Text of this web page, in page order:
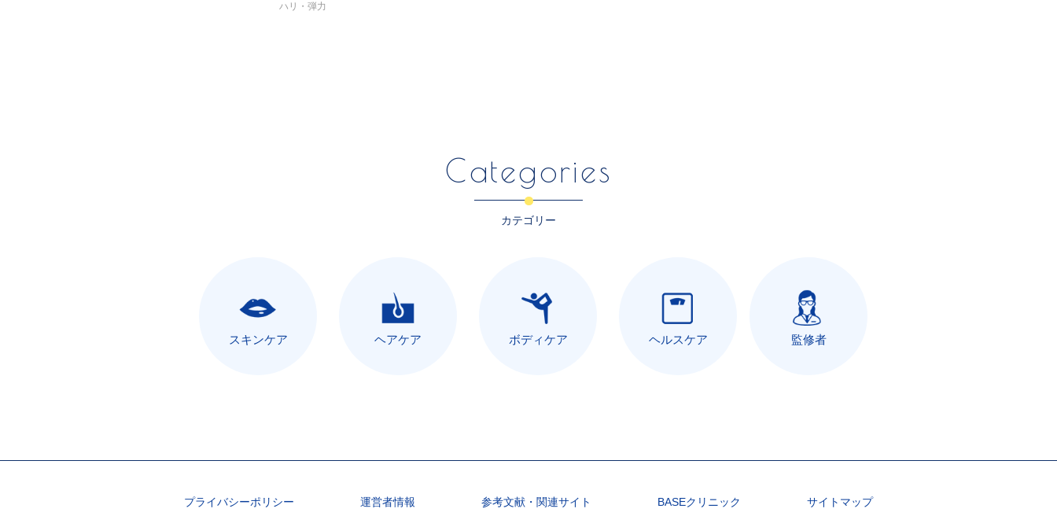
ハリ・弾力
Categories
カテゴリー
スキンケア ヘアケア ボディケア ヘルスケア 監修者
プライバシーポリシー 運営者情報 参考文献・関連サイト BASEクリニック サイトマップ